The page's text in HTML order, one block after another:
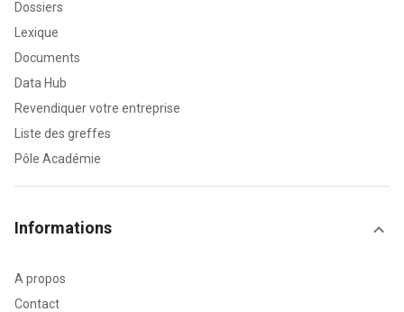
Dossiers
Lexique
Documents
Data Hub
Revendiquer votre entreprise
Liste des greffes
Pôle Académie
Informations
A propos
Contact